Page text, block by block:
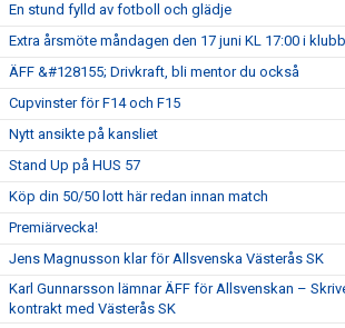
En stund fylld av fotboll och glädje
Extra årsmöte måndagen den 17 juni KL 17:00 i
ÄFF &#128155; Drivkraft, bli mentor du också
Cupvinster för F14 och F15
Nytt ansikte på kansliet
Stand Up på HUS 57
Köp din 50/50 lott här redan innan match
Premiärvecka!
Jens Magnusson klar för Allsvenska Västerås SK
Karl Gunnarsson lämnar ÄFF för Allsvenskan –
kontrakt med Västerås SK